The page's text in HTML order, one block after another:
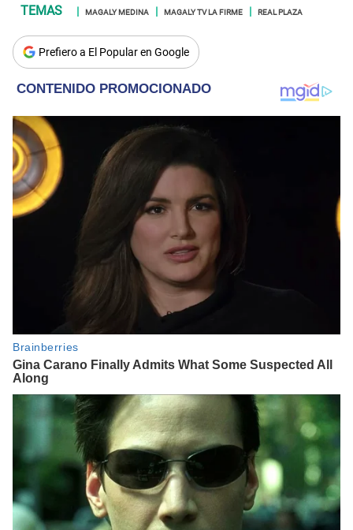
MAGALY MEDINA MAGALY TV LA FIRME REAL PLAZA
Prefiero a El Popular en Google